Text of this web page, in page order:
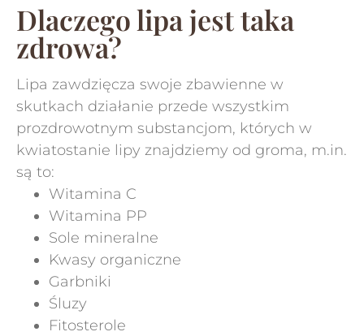
Dlaczego lipa jest taka
zdrowa?
Lipa zawdzięcza swoje zbawienne w
skutkach działanie przede wszystkim
prozdrowotnym substancjom, których w
kwiatostanie lipy znajdziemy od groma, m.in.
są to:
Witamina C
Witamina PP
Sole mineralne
Kwasy organiczne
Garbniki
Śluzy
Fitosterole